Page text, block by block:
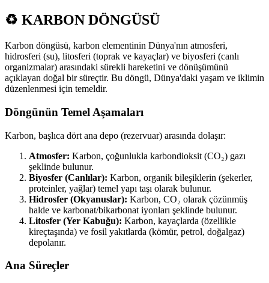
♻️ KARBON DÖNGÜSÜ
Karbon döngüsü, karbon elementinin Dünya'nın atmosferi,
hidrosferi (su), litosferi (toprak ve kayaçlar) ve biyosferi (canlı
organizmalar) arasındaki sürekli hareketini ve dönüşümünü
açıklayan doğal bir süreçtir. Bu döngü, Dünya'daki yaşam ve iklimin
düzenlenmesi için temeldir.
Döngünün Temel Aşamaları
Karbon, başlıca dört ana depo (rezervuar) arasında dolaşır:
Atmosfer: Karbon, çoğunlukla karbondioksit (CO₂) gazı
şeklinde bulunur.
Biyosfer (Canlılar): Karbon, organik bileşiklerin (şekerler,
proteinler, yağlar) temel yapı taşı olarak bulunur.
Hidrosfer (Okyanuslar): Karbon, CO₂ olarak çözünmüş
halde ve karbonat/bikarbonat iyonları şeklinde bulunur.
Litosfer (Yer Kabuğu): Karbon, kayaçlarda (özellikle
kireçtaşında) ve fosil yakıtlarda (kömür, petrol, doğalgaz)
depolanır.
Ana Süreçler